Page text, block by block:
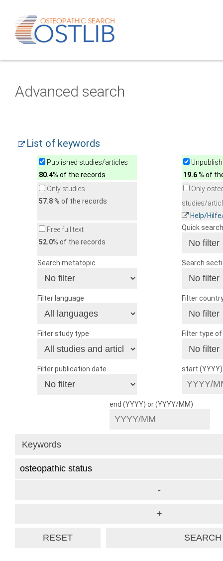
Advanced search
List of keywords
Published studies/articles
80.4% of the records
19.6% of
Only studies
57.8% of the records
Only
studies/
Help/
Free full text
52.0% of the records
Quick search
Search metatopic Search
Filter language Filter
Filter study type Filter type
Filter publication date start
end (YYYY) or (YYYY/MM)